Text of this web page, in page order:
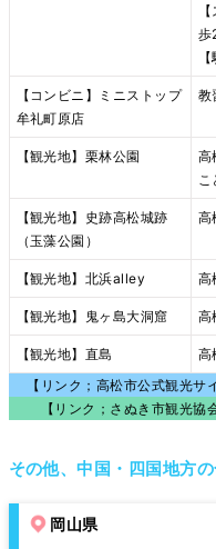
歩
【コンビニ】ミニストップ
牟礼町原店
教
【観光地】栗林公園
高
【観光地】史跡高松城跡
（玉藻公園）
高
【観光地】北浜alley 高
【観光地】鬼ヶ島大洞窟 高
【観光地】直島
高
【リンク；高松市公式観光サ
【リンク；さぬき市観光協
その他、中国・四国地方
岡山県